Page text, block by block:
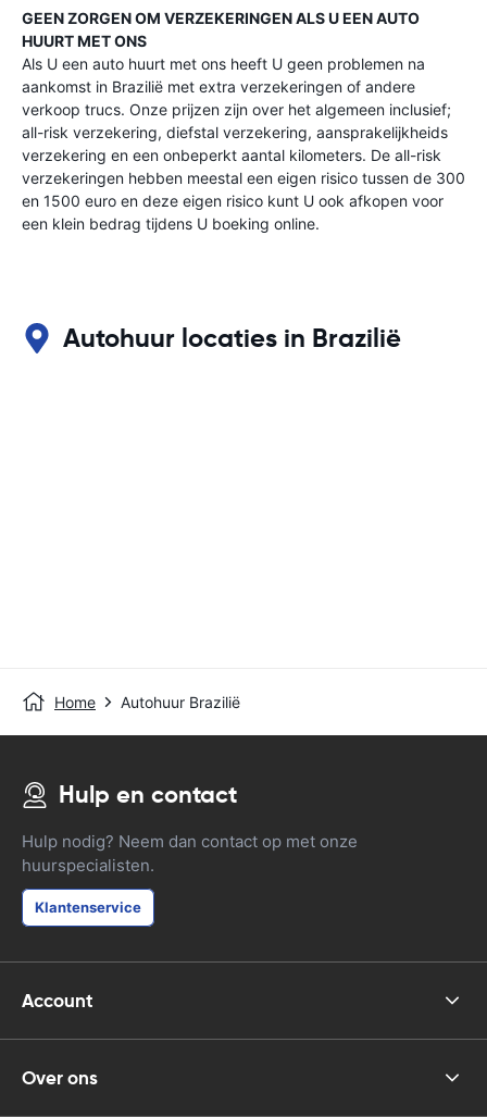
GEEN ZORGEN OM VERZEKERINGEN ALS U EEN AUTO
HUURT MET ONS
Als U een auto huurt met ons heeft U geen problemen na
aankomst in Brazilië met extra verzekeringen of andere
verkoop trucs. Onze prijzen zijn over het algemeen inclusief;
all-risk verzekering, diefstal verzekering, aansprakelijkheids
verzekering en een onbeperkt aantal kilometers. De all-risk
verzekeringen hebben meestal een eigen risico tussen de 300
en 1500 euro en deze eigen risico kunt U ook afkopen voor
een klein bedrag tijdens U boeking online.
Autohuur locaties in Brazilië
Home Autohuur Brazilië
Hulp en contact
Hulp nodig? Neem dan contact op met onze
huurspecialisten.
Klantenservice
Account
Over ons